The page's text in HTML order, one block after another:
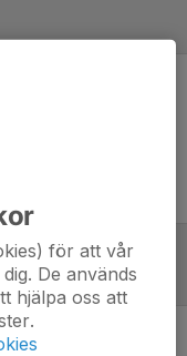
för att vår
De används
hjälpa oss att